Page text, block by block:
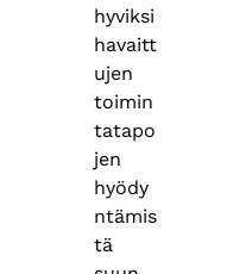
hyviksi
havaitt
ujen
toimin
tatapo
jen
hyödy
ntämis
tä